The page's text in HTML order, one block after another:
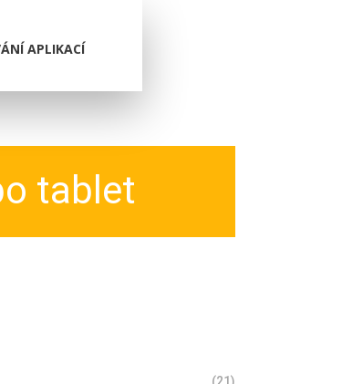
APLIKACÍ
tablet